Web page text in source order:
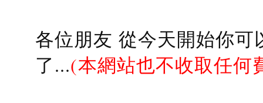
各位朋友 從今天開始你
了...(本網站也不收取任何